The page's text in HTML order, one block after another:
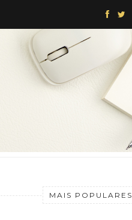
MAIS POPULARES